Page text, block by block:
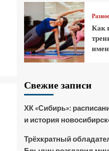
Разное
Как
Свежие записи
ХК «Сибирь»:
и история
Трёхкратный